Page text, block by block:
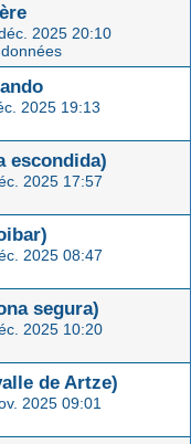
2025 20:10
2025 19:13
escondida)
2025 17:57
2025 08:47
segura)
2025 10:20
de Artze)
2025 09:01